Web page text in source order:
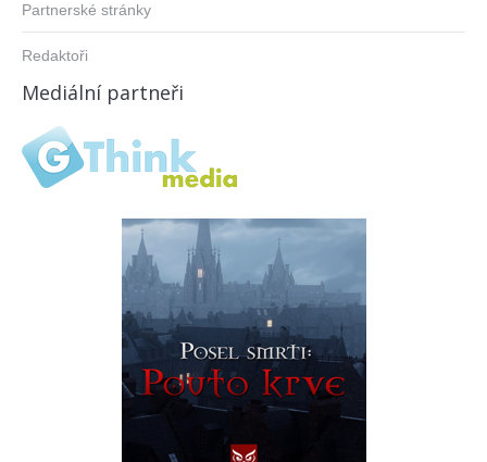
Partnerské stránky
Redaktoři
Mediální partneři